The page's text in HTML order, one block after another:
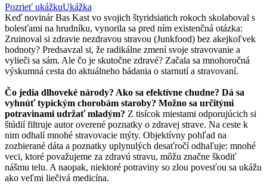
Pozrieť ukážkuUkážka
Keď novinár Bas Kast vo svojich štyridsiatich rokoch skolaboval s
bolesťami na hrudníku, vynorila sa pred ním existenčná otázka:
Zruinoval si zdravie nezdravou stravou (Junkfood) bez akejkoľvek
hodnoty? Predsavzal si, že radikálne zmení svoje stravovanie a
vylieči sa sám. Ale čo je skutočne zdravé? Začala sa mnohoročná
výskumná cesta do aktuálneho bádania o starnutí a stravovaní.
Čo jedia dlhoveké národy? Ako sa efektívne chudne? Dá sa
vyhnúť typickým chorobám staroby? Možno sa určitými
potravinami udržať mladým? Z tisícok miestami odporujúcich si
štúdií filtruje autor overené poznatky o zdravej strave. Na ceste k
nim odhalí mnohé stravovacie mýty. Objektívny pohľad na
zozbierané dáta a poznatky uplynulých desaťročí odhaľuje: mnohé
veci, ktoré považujeme za zdravú stravu, môžu značne škodiť
nášmu telu. A naopak, niektoré potraviny so zlou povesťou sa ukážu
ako veľmi liečivá medicína.